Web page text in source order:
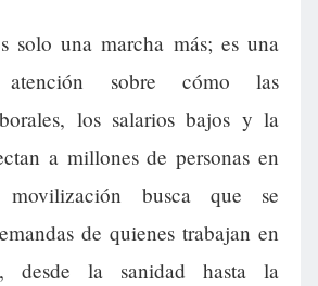
solo una marcha más; es una
sobre cómo las
los salarios bajos y la
a millones de personas en
movilización busca que se
de quienes trabajan en
desde la sanidad hasta la